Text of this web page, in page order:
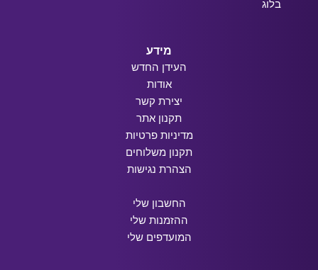
בלוג
מידע
העידן החדש
אודות
יצירת קשר
תקנון אתר
מדיניות פרטיות
תקנון משלוחים
הצהרת נגישות
החשבון שלי
ההזמנות שלי
המועדפים שלי